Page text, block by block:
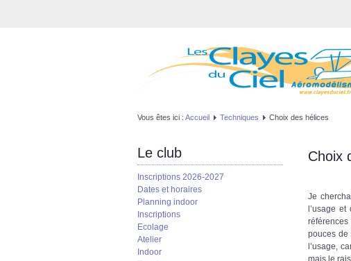
Vous êtes ici : Accueil Techniques Choix des hélices
Le club
Inscriptions 2026-2027
Dates et horaires
Planning indoor
Inscriptions
Ecolage
Atelier
Indoor
Choix
Je
l’usage
pouces de
l’usage,
mais le